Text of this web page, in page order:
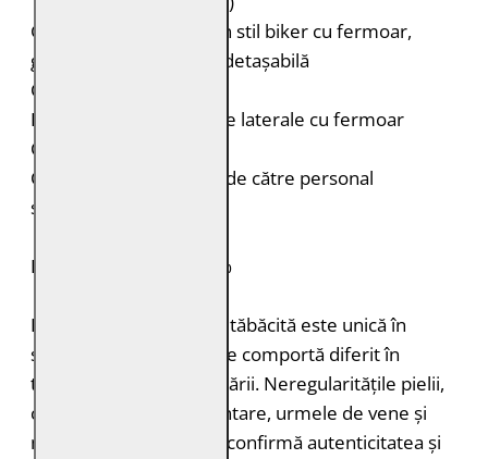
Geacă de piele nubuk în stil biker cu fermoar,
guler stand-up și glugă detașabilă
Cusături decorative
Două buzunare verticale laterale cu fermoar
Croială: Regular Fit
Curățare: Spălare doar de către personal
specializat
PIELE NATURALĂ: 100%
Fiecare bucată de piele tăbăcită este unică în
structură, grosimea și se comportă diferit în
timpul vopsirii și procesării. Neregularitățile pielii,
cum ar fi petele pigmentare, urmele de vene și
mușcăturile de insecte confirmă autenticitatea și